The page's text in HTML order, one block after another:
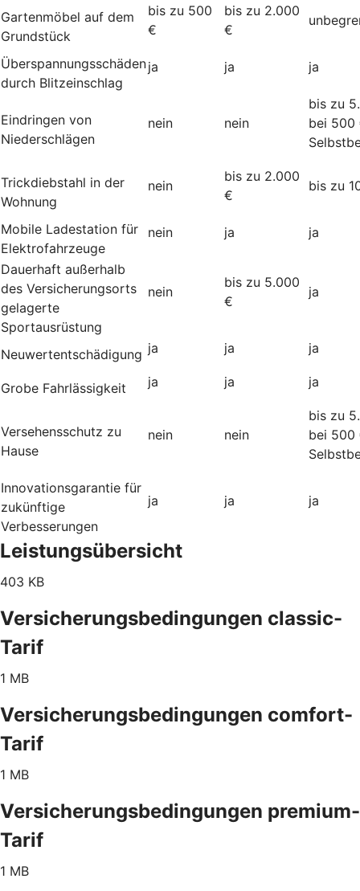
Gartenmöbel auf dem
Grundstück
bis zu 500
€
bis zu 2.000
€
Überspannungsschäden
durch Blitzeinschlag
ja ja ja
Eindringen von
Niederschlägen
nein nein
bis zu
bei 500
Trickdiebstahl in der
Wohnung
nein
bis zu 2.000
€
bis zu
Mobile Ladestation für
Elektrofahrzeuge
nein ja ja
Dauerhaft außerhalb
des Versicherungsorts
gelagerte
Sportausrüstung
nein
bis zu 5.000
€
ja
Neuwertentschädigung ja ja ja
Grobe Fahrlässigkeit ja ja ja
Versehensschutz zu
Hause
nein nein
bis zu
bei 500
Innovationsgarantie für
zukünftige
Verbesserungen
ja ja ja
Leistungsübersicht
403 KB
Versicherungsbedingungen classic-
Tarif
1 MB
Versicherungsbedingungen comfort-
Tarif
1 MB
Versicherungsbedingungen premium-
Tarif
1 MB